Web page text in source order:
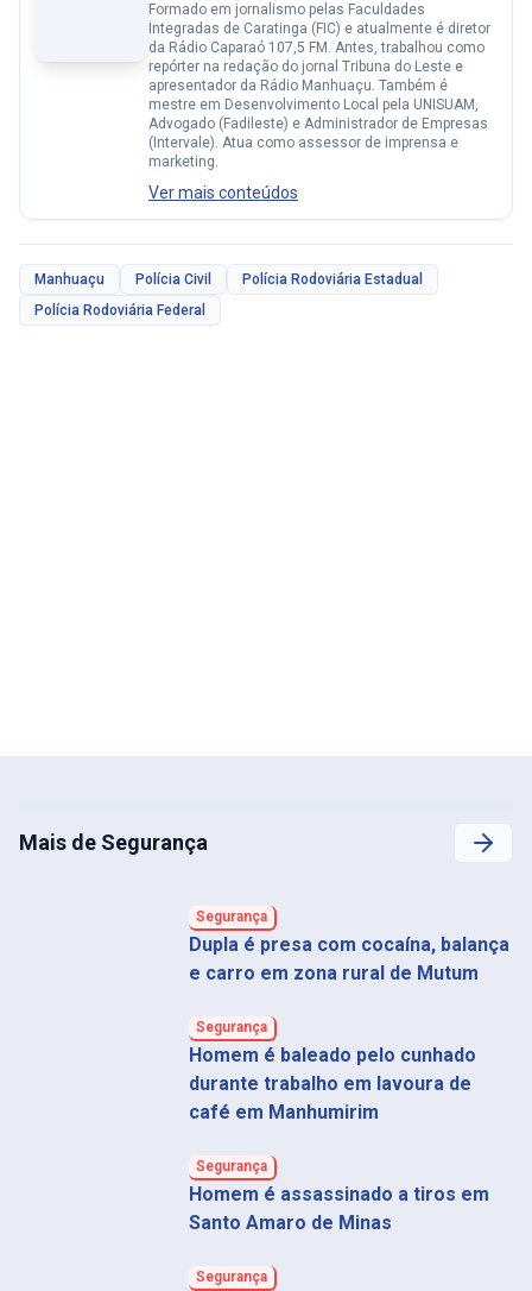
Formado em jornalismo pelas Faculdades
Integradas de Caratinga (FIC) e atualmente é diretor
da Rádio Caparaó 107,5 FM. Antes, trabalhou como
repórter na redação do jornal Tribuna do Leste e
apresentador da Rádio Manhuaçu. Também é
mestre em Desenvolvimento Local pela UNISUAM,
Advogado (Fadileste) e Administrador de Empresas
(Intervale). Atua como assessor de imprensa e
marketing.
Ver mais conteúdos
Manhuaçu Polícia Civil
Polícia Rodoviária Estadual
Polícia Rodoviária Federal
Mais de Segurança
Segurança
Dupla é presa com cocaína, balança
e carro em zona rural de Mutum
Segurança
Homem é baleado pelo cunhado
durante trabalho em lavoura de
café em Manhumirim
Segurança
Homem é assassinado a tiros em
Santo Amaro de Minas
Segurança